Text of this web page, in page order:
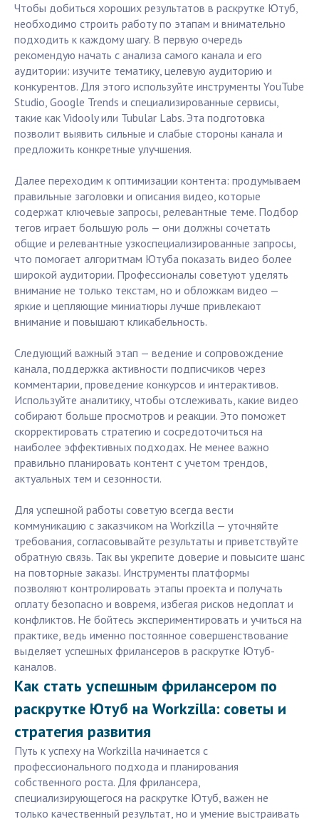
Чтобы добиться хороших результатов в раскрутке Ютуб,
необходимо строить работу по этапам и внимательно
подходить к каждому шагу. В первую очередь
рекомендую начать с анализа самого канала и его
аудитории: изучите тематику, целевую аудиторию и
конкурентов. Для этого используйте инструменты YouTube
Studio, Google Trends и специализированные сервисы,
такие как Vidooly или Tubular Labs. Эта подготовка
позволит выявить сильные и слабые стороны канала и
предложить конкретные улучшения.
Далее переходим к оптимизации контента: продумываем
правильные заголовки и описания видео, которые
содержат ключевые запросы, релевантные теме. Подбор
тегов играет большую роль — они должны сочетать
общие и релевантные узкоспециализированные запросы,
что помогает алгоритмам Ютуба показать видео более
широкой аудитории. Профессионалы советуют уделять
внимание не только текстам, но и обложкам видео —
яркие и цепляющие миниатюры лучше привлекают
внимание и повышают кликабельность.
Следующий важный этап — ведение и сопровождение
канала, поддержка активности подписчиков через
комментарии, проведение конкурсов и интерактивов.
Используйте аналитику, чтобы отслеживать, какие видео
собирают больше просмотров и реакции. Это поможет
скорректировать стратегию и сосредоточиться на
наиболее эффективных подходах. Не менее важно
правильно планировать контент с учетом трендов,
актуальных тем и сезонности.
Для успешной работы советую всегда вести
коммуникацию с заказчиком на Workzilla — уточняйте
требования, согласовывайте результаты и приветствуйте
обратную связь. Так вы укрепите доверие и повысите шанс
на повторные заказы. Инструменты платформы
позволяют контролировать этапы проекта и получать
оплату безопасно и вовремя, избегая рисков недоплат и
конфликтов. Не бойтесь экспериментировать и учиться на
практике, ведь именно постоянное совершенствование
выделяет успешных фрилансеров в раскрутке Ютуб-
каналов.
Как стать успешным фрилансером по
раскрутке Ютуб на Workzilla: советы и
стратегия развития
Путь к успеху на Workzilla начинается с
профессионального подхода и планирования
собственного роста. Для фрилансера,
специализирующегося на раскрутке Ютуб, важен не
только качественный результат, но и умение выстраивать